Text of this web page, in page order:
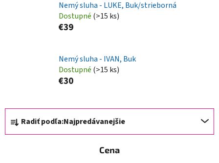
Nemý sluha - LUKE, Buk/strieborná
Dostupné (>15 ks)
€39
Nemý sluha - IVAN, Buk
Dostupné (>15 ks)
€30
R
a
d
Radiť podľa:Najpredávanejšie
Cena